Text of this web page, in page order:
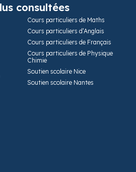
consultées
Cours particuliers de Maths
Cours particuliers d’Anglais
Cours particuliers de Français
Cours particuliers de Physique
Chimie
Soutien scolaire Nice
Soutien scolaire Nantes